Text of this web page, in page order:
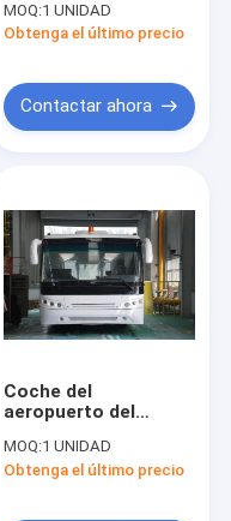
aeropuerto de la
ciudad del delantal
13m×3m×3m
MOQ:1 UNIDAD
Obtenga el último precio
Contactar ahora
Coche del
aeropuerto del
movimientos,
autobús de
MOQ:1 UNIDAD
Obtenga el último precio